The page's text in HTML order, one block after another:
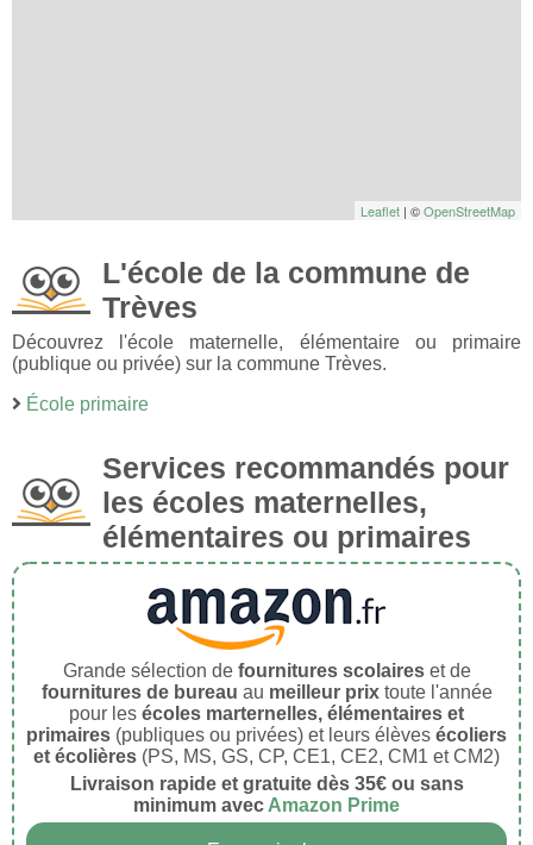
Leaflet | ©OpenStreetMap
L'école de la commune de
Trèves
Découvrez l'école maternelle, élémentaire ou primaire
(publique ou privée) sur la commune Trèves.
École primaire
Services recommandés pour
les écoles maternelles,
élémentaires ou primaires
Grande sélection de fournitures scolaireset de
fournitures de bureau au meilleur prixtoute l'année
pour les écoles marternelles, élémentaires et
primaires (publiques ou privées) et leurs élèves écoliers
et écolières (PS, MS, GS, CP, CE1, CE2, CM1 et CM2)
Livraison rapide et gratuite dès 35€ ou sans
minimum avec Amazon Prime